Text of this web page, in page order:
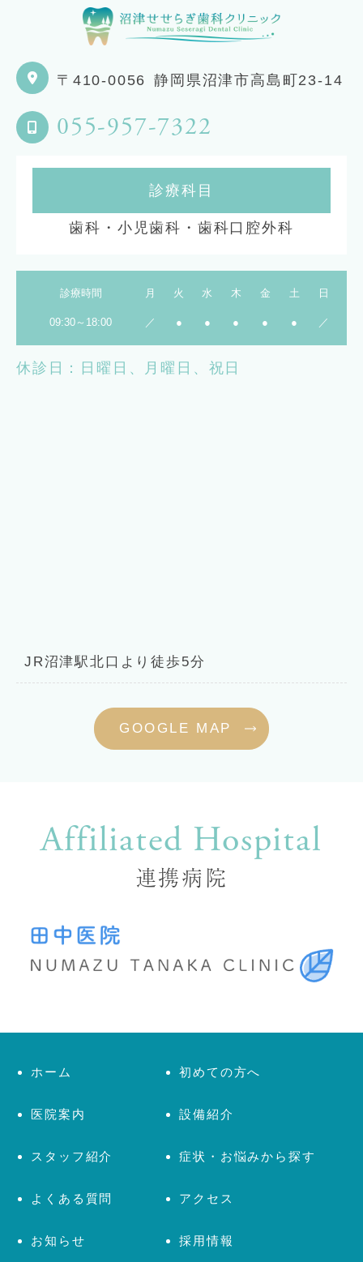
〒410-0056 静岡県沼津市高島町23-14
055-957-7322
診療科目
歯科・小児歯科・歯科口腔外科
診療時間 月 火 水 木 金 土 日
09:30～18:00 ／ ● ● ● ● ● ／
休診日：日曜日、月曜日、祝日
JR沼津駅北口より徒歩5分
GOOGLE MAP
Affiliated Hospital
連携病院
ホーム 初めての方へ
医院案内 設備紹介
スタッフ紹介 症状・お悩みから探す
よくある質問 アクセス
お知らせ 採用情報